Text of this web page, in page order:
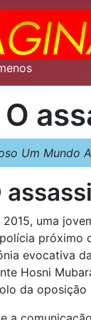
Um Mundo
uma
próximo
evocativa
Hosni
da